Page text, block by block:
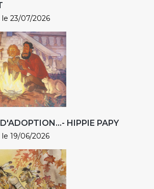
le 23/07/2026
HIPPIE PAPY
le 19/06/2026